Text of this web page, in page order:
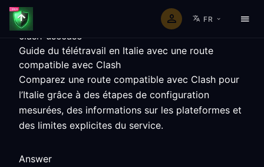
FR
clash-usecase
Guide du télétravail en Italie avec une route
compatible avec Clash
Comparez une route compatible avec Clash pour
l’Italie grâce à des étapes de configuration
mesurées, des informations sur les plateformes et
des limites explicites du service.
Answer